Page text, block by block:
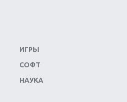
консолей: Spider-Man и
покорение Америки
ИГРЫ
СОФТ
НАУКА